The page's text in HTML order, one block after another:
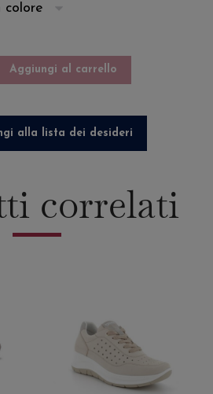
Aggiungi al carrello
alla lista dei desideri
correlati